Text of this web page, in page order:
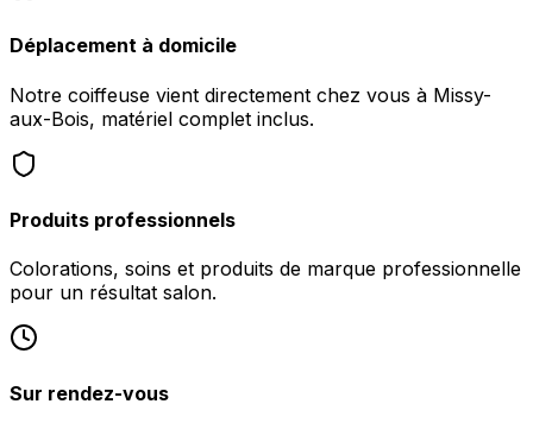
Déplacement à domicile
Notre coiffeuse vient directement chez vous à Missy-
aux-Bois, matériel complet inclus.
Produits professionnels
Colorations, soins et produits de marque professionnelle
pour un résultat salon.
Sur rendez-vous